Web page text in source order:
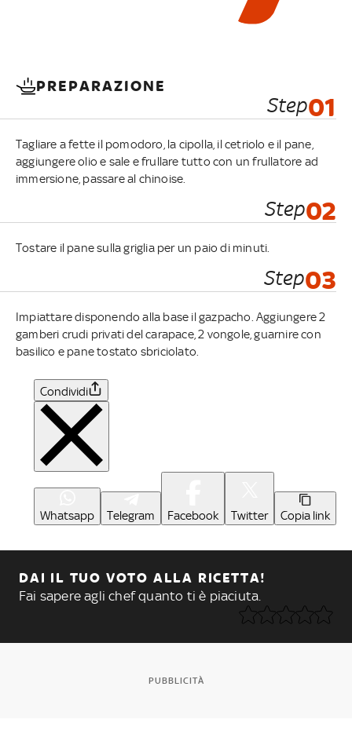
PREPARAZIONE
Step01
Tagliare a fette il pomodoro, la cipolla, il cetriolo e il pane,
aggiungere olio e sale e frullare tutto con un frullatore ad
immersione, passare al chinoise.
Step02
Tostare il pane sulla griglia per un paio di minuti.
Step03
Impiattare disponendo alla base il gazpacho. Aggiungere 2
gamberi crudi privati del carapace, 2 vongole, guarnire con
basilico e pane tostato sbriciolato.
Condividi
Whatsapp Telegram Facebook Twitter Copia link
DAI IL TUO VOTO ALLA RICETTA!
Fai sapere agli chef quanto ti è piaciuta.
PUBBLICITÀ